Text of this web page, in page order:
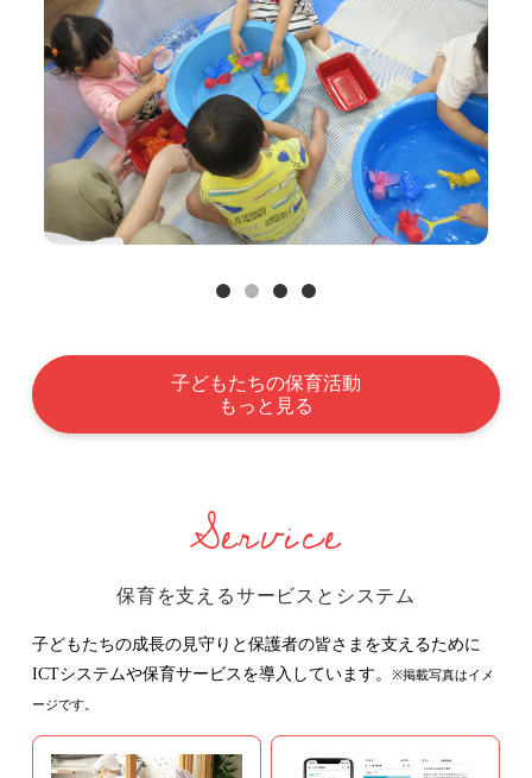
子どもたちの保育活動
もっと見る
Service
保育を支えるサービスとシステム
子どもたちの成長の見守りと保護者の皆さまを支えるために
ICTシステムや保育サービスを導入しています。
※掲載写真はイメ
ージです。